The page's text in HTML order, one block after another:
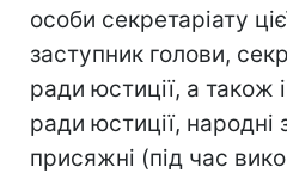
особи секретаріату
заступник голови,
ради юстиції, а також
ради юстиції, народні
присяжні (під час